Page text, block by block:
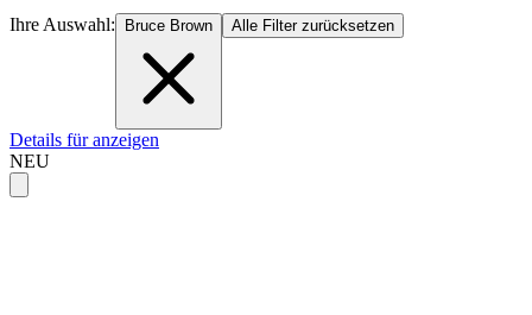
Ihre Auswahl: Bruce Brown Alle Filter zurücksetzen
Details für anzeigen
NEU